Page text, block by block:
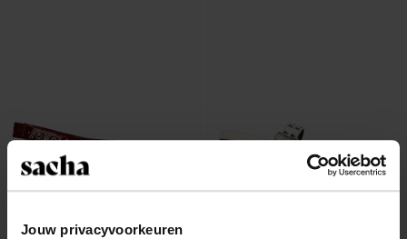
Jouw privacyvoorkeuren